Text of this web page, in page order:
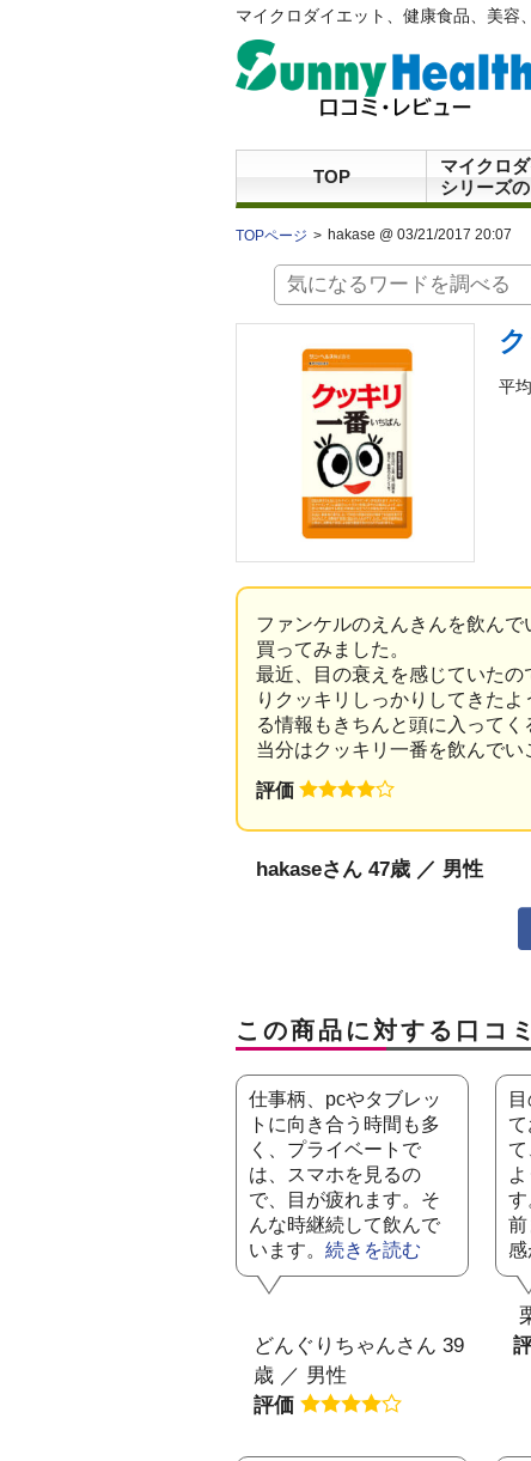
マイクロダイエット、健康食品、美容
TOP
マイクロ
シリーズ
TOPページ hakase @ 03/21/2017 20:07
平
ファンケルのえんきんを飲ん
買ってみました。
最近、目の衰えを感じていた
りクッキリしっかりしてきた
る情報もきちんと頭に入ってく
当分はクッキリ一番を飲んでい
評価
hakaseさん 47歳 ／ 男性
この商品に対する口コ
仕事柄、pcやタブレッ
トに向き合う時間も多
く、プライベートで
は、スマホを見るの
で、目が疲れます。そ
んな時継続して飲んで
います。 続きを読む
どんぐりちゃんさん 39
歳 ／ 男性
評価
す
感